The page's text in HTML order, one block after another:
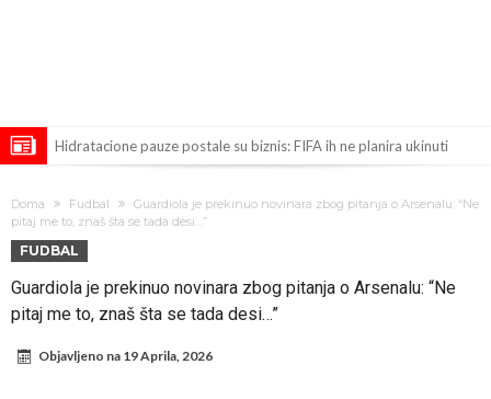
Hidratacione pauze postale su biznis: FIFA ih ne planira ukinuti
Infantino i ljubavnička veza: Kontroverzni detalji i novčana isplata iz
UEFA
Murinjo uvodi strogu disciplinu u Real Madrid. Ovo su tri nova
pravila
Arsenal za 138 miliona evra dovodi zvezdu Serie A?
Doma Fudbal
Guardiola je prekinuo novinara zbog pitanja o Arsenalu: “Ne
pitaj me to, znaš šta se tada desi…”
FUDBAL
Guardiola je prekinuo novinara zbog pitanja o Arsenalu: “Ne
pitaj me to, znaš šta se tada desi…”
Objavljeno na 19 Aprila, 2026